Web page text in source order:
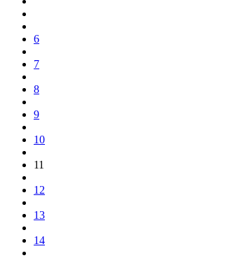
6
7
8
9
10
11
12
13
14